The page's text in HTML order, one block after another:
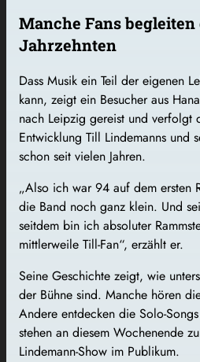
Manche Fans
Jahrzehnten
Dass Musik ein Teil der eigenen
kann, zeigt ein Besucher aus
nach Leipzig gereist und verfolgt
Entwicklung Till Lindemanns und
schon seit vielen Jahren.
„Also ich war 94 auf dem ersten
die Band noch ganz klein. Und
seitdem bin ich absoluter
mittlerweile Till-Fan“, erzählt er.
Seine Geschichte zeigt, wie
der Bühne sind. Manche hören
Andere entdecken die Solo-
stehen an diesem Wochenende
Lindemann-Show im Publikum.